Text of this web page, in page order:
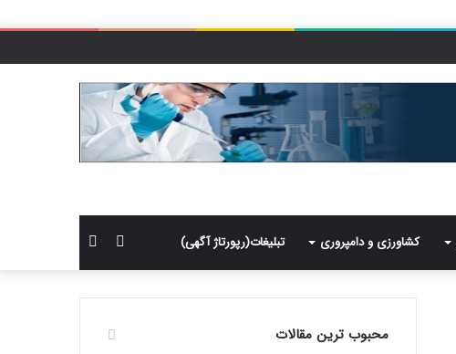
کشاورزی و دامپروری تبلیغات(رپورتاژ آگهی)
برای
سایدبار
محبوب ترین مقالات